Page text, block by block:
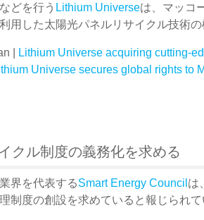
どを行う Lithium Universeは、マッコ
用した太陽光パネルリサイクル技術
|
Lithium Universe acquiring cutting-
Universe secures global rights to
クル制度の義務化を求める
界を代表するSmart Energy Council は
制度の創設を求めていると報じられて